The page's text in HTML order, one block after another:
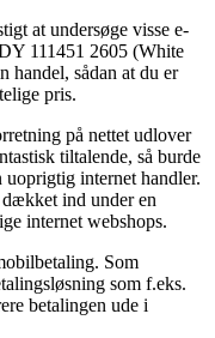
at undersøge visse e-
111451 2605 (White
handel, sådan at du er
pris.
på nettet udlover
tiltalende, så burde
internet handler.
ind under en
internet webshops.
Som
som f.eks.
betalingen ude i